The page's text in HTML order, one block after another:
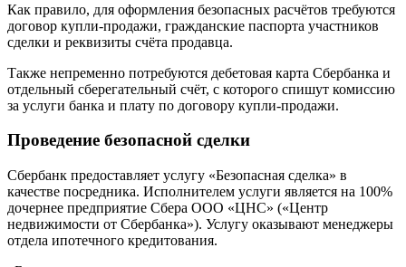
Как правило, для оформления безопасных расчётов требуются
договор купли-продажи, гражданские паспорта участников
сделки и реквизиты счёта продавца.
Также непременно потребуются дебетовая карта Сбербанка и
отдельный сберегательный счёт, с которого спишут комиссию
за услуги банка и плату по договору купли-продажи.
Проведение безопасной сделки
Сбербанк предоставляет услугу «Безопасная сделка» в
качестве посредника. Исполнителем услуги является на 100%
дочернее предприятие Сбера ООО «ЦНС» («Центр
недвижимости от Сбербанка»). Услугу оказывают менеджеры
отдела ипотечного кредитования.